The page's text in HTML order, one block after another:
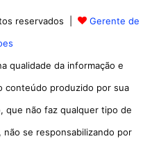
reservados |
Gerente de
qualidade da informação e
conteúdo produzido por sua
que não faz qualquer tipo de
se responsabilizando por